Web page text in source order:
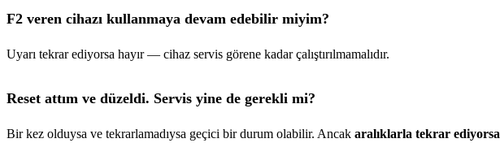
F2 veren cihazı kullanmaya devam edebilir miyim?
Uyarı tekrar ediyorsa hayır — cihaz servis görene kadar çalıştırılmamalıdır.
Reset attım ve düzeldi. Servis yine de gerekli mi?
Bir kez olduysa ve tekrarlamadıysa geçici bir durum olabilir. Ancak aralıklarla tekrar ediyorsa